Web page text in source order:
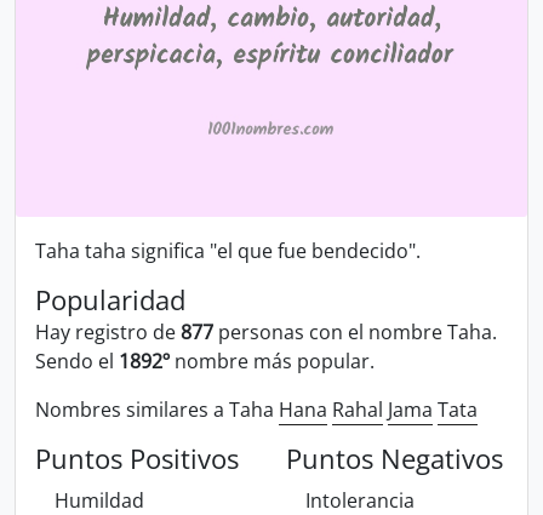
Taha taha significa "el que fue bendecido".
Popularidad
Hay registro de877 personas con el nombre Taha.
Sendo el 1892º nombre más popular.
Nombres similares a Taha Hana Rahal Jama Tata
Puntos Positivos
Humildad
Puntos Negativos
Intolerancia